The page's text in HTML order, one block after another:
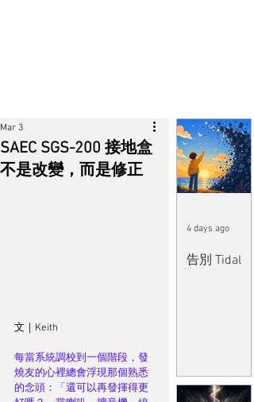
SAEC SGS-200 接地盒
不是改變，而是修正
Mar 3
文｜Keith
每當系統調校到一個階段，發
燒友的心裡總會浮現那個熟悉
的念頭：「還可以再發揮得更
告別 Tidal
4 days ago